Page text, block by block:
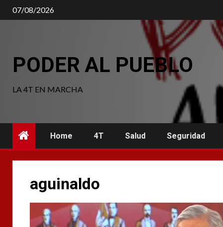
Saltar
al
07/08/2026
PODER AL PUEBLO
LA 4T EN MARCHA
Home 4T Salud Seguridad
aguinaldo